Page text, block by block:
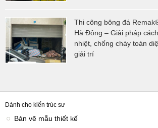
Thi công bông đá
Hà Đông – Giải pháp
nhiệt, chống cháy toàn
giải trí
Dành cho kiến trúc sư
Bản vẽ mẫu thiết kế